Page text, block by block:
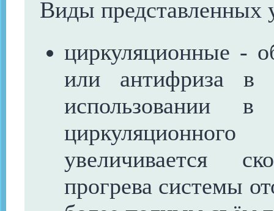
Виды представленных
циркуляционные -
или антифриза в
использовании в
увеличивается
прогрева системы